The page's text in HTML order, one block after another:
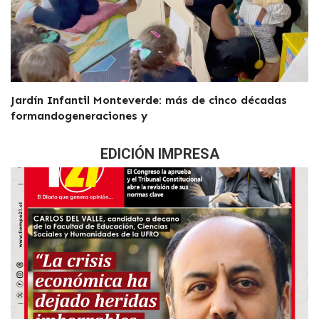
Jardín Infantil Monteverde: más de cinco décadas
formandogeneraciones y
EDICIÓN IMPRESA